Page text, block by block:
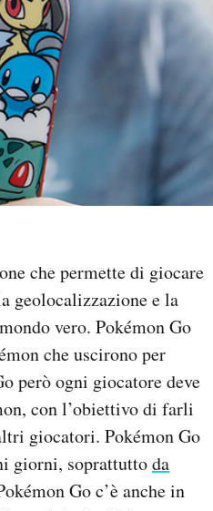
che permette di giocare
geolocalizzazione e la
vero. Pokémon Go
che uscirono per
però ogni giocatore deve
con l’obiettivo di farli
giocatori. Pokémon Go
giorni, soprattuttoda
Go c’è anche in